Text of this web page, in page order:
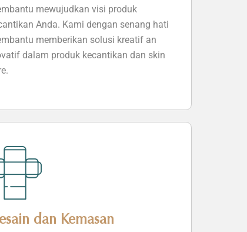
mewujudkan visi produk
Anda. Kami dengan senang hati
memberikan solusi kreatif an
dalam produk kecantikan dan skin
dan Kemasan